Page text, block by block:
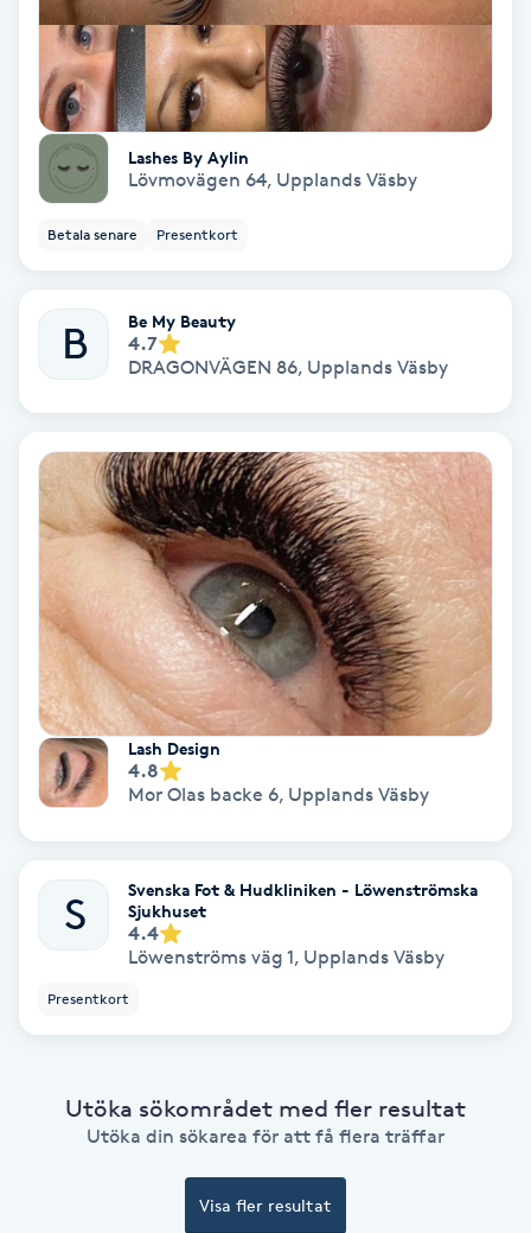
Pedikyr
Pensionärklippning
Permanent
Permanent hårborttagning
Permanent ögonbrynsmakeup
Personal shopper
Personlig tränare
Picolaser
Piercing
Pigmentbehandling
Pigmentfläckar
Plastikkirurgi
Powder brows
Power Yoga
PRP (Platelet Rich Plasma)
PRX-T33
Lashes By Aylin
Lövmovägen 64, Upplands Väsby
Betala senare Presentkort
B Be My Beauty
4.7
DRAGONVÄGEN 86, Upplands Väsby
Lash Design
4.8
Mor Olas backe 6, Upplands Väsby
S
Svenska Fot & Hudkliniken - Löwenströmska
Sjukhuset
4.4
Löwenströms väg 1, Upplands Väsby
Presentkort
Utöka sökområdet med fler resultat
Utöka din sökarea för att få flera träffar
Visa fler resultat